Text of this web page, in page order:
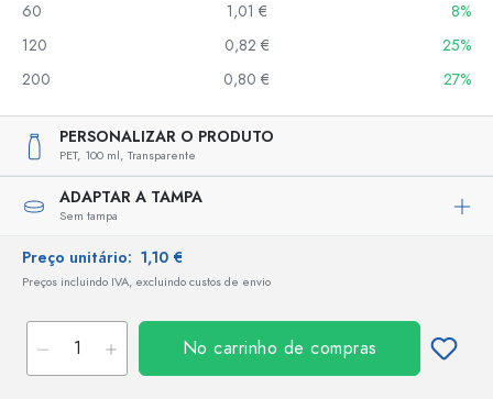
60
1,01 €
8%
120
0,82 €
25%
200
0,80 € 27%
PERSONALIZAR O PRODUTO
PET, 100 ml, Transparente
ADAPTAR A TAMPA
Sem tampa
Preço unitário: 1,10 €
Preços incluindo IVA, excluindo custos de envio
No carrinho de compras